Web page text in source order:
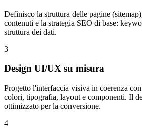
Definisco la struttura delle pagine
contenuti e la strategia SEO di base:
struttura dei dati.
3
Design UI/UX su misura
Progetto l'interfaccia visiva in coerenza
colori, tipografia, layout e componenti. Il
ottimizzato per la conversione.
4